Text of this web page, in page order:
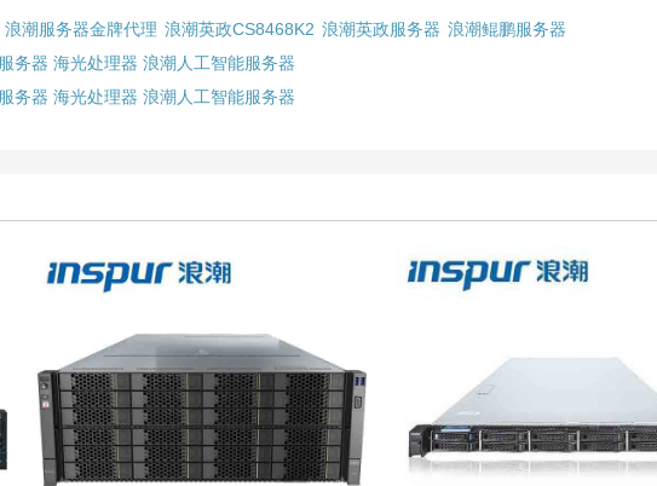
浪潮服务器金牌代理 浪潮英政CS8468K2 浪潮英政服务器 浪潮鲲鹏服务器
务器 海光处理器 浪潮人工智能服务器
务器 海光处理器 浪潮人工智能服务器